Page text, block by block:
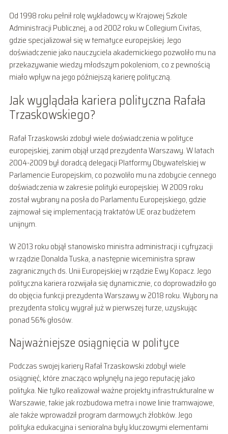
Od 1998 roku pełnił rolę wykładowcy w Krajowej Szkole
Administracji Publicznej, a od 2002 roku w Collegium Civitas,
gdzie specjalizował się w tematyce europejskiej. Jego
doświadczenie jako nauczyciela akademickiego pozwoliło mu na
przekazywanie wiedzy młodszym pokoleniom, co z pewnością
miało wpływ na jego późniejszą karierę polityczną.
Jak wyglądała kariera polityczna Rafała
Trzaskowskiego?
Rafał Trzaskowski zdobył wiele doświadczenia w polityce
europejskiej, zanim objął urząd prezydenta Warszawy. W latach
2004-2009 był doradcą delegacji Platformy Obywatelskiej w
Parlamencie Europejskim, co pozwoliło mu na zdobycie cennego
doświadczenia w zakresie polityki europejskiej. W 2009 roku
został wybrany na posła do Parlamentu Europejskiego, gdzie
zajmował się implementacją traktatów UE oraz budżetem
unijnym.
W 2013 roku objął stanowisko ministra administracji i cyfryzacji
w rządzie Donalda Tuska, a następnie wiceministra spraw
zagranicznych ds. Unii Europejskiej w rządzie Ewy Kopacz. Jego
polityczna kariera rozwijała się dynamicznie, co doprowadziło go
do objęcia funkcji prezydenta Warszawy w 2018 roku. Wybory na
prezydenta stolicy wygrał już w pierwszej turze, uzyskując
ponad 56% głosów.
Najważniejsze osiągnięcia w polityce
Podczas swojej kariery Rafał Trzaskowski zdobył wiele
osiągnięć, które znacząco wpłynęły na jego reputację jako
polityka. Nie tylko realizował ważne projekty infrastrukturalne w
Warszawie, takie jak rozbudowa metra i nowe linie tramwajowe,
ale także wprowadził program darmowych żłobków. Jego
polityka edukacyjna i senioralna były kluczowymi elementami